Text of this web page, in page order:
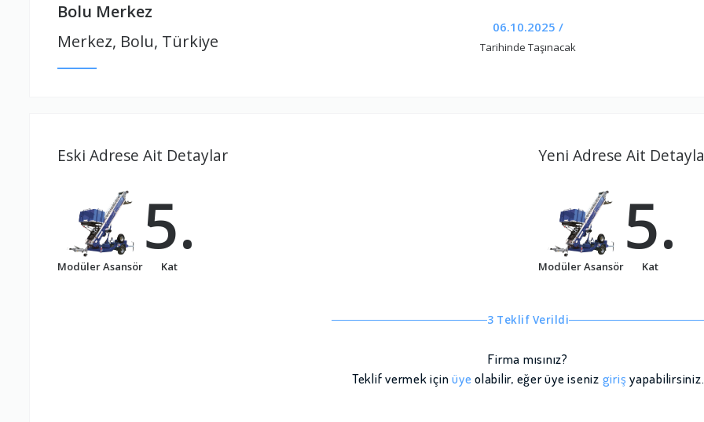
Bolu Merkez
Merkez, Bolu, Türkiye
06.10.2025 /
Tarihinde Taşınacak
Eski Adrese Ait Detaylar
Modüler Asansör
5.
Kat
Yeni Adrese Ait
Modüler Asansör
5.
Kat
3 Teklif Verildi
Firma mısınız?
Teklif vermek içinüye olabilir, eğer üye iseniz giriş yapabilirsiniz.